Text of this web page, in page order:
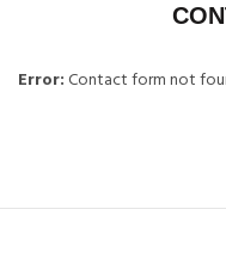
Error:Contact form not